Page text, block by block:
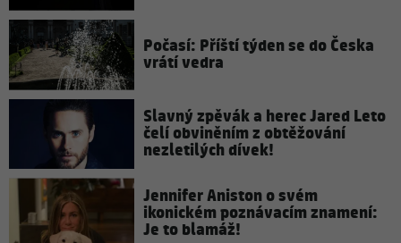
Počasí: Příští týden se do Česka
vrátí vedra
Slavný zpěvák a herec Jared Leto
čelí obviněním z obtěžování
nezletilých dívek!
Jennifer Aniston o svém
ikonickém poznávacím znamení:
Je to blamáž!